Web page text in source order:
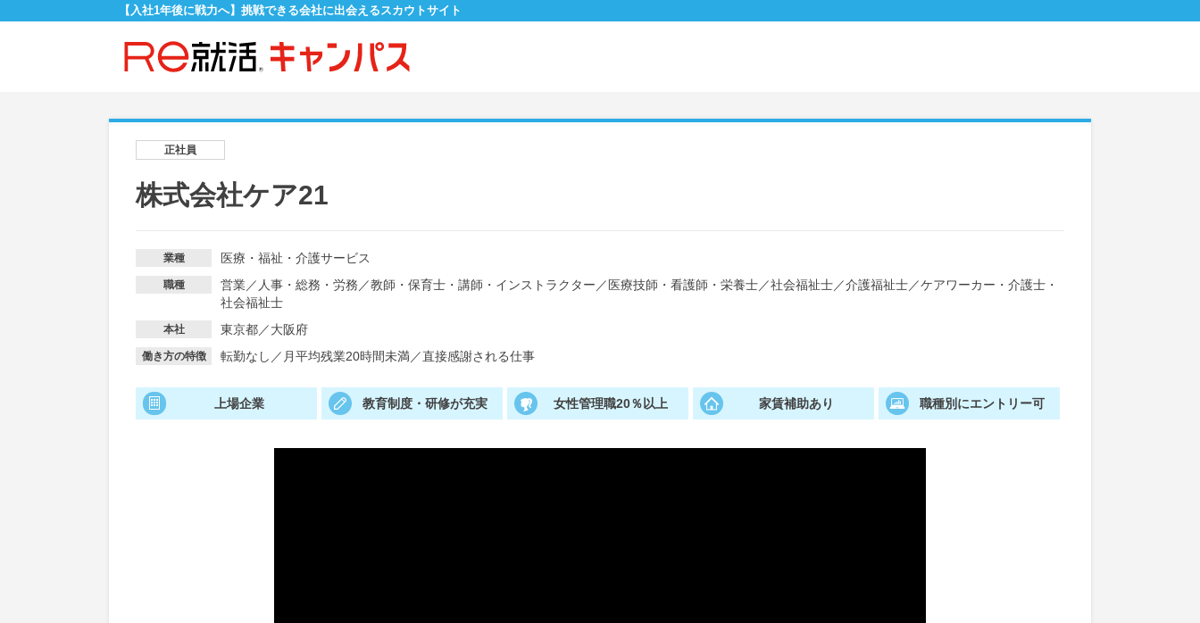
【入社1年後に戦力へ】挑戦できる会社に出会えるスカウトサイト
正社員
株式会社ケア21
業種 医療・福祉・介護サービス
職種 営業／ 人事・総務・労務 ／教師・保育士・講師・インストラクター ／ 医療技師・看護師・栄養士／社会福祉士／介護福祉士／ケアワーカー・介護士・
社会福祉士
本社 東京都／大阪府
働き方の特徴 転勤なし ／ 月平均残業20時間未満／直接感謝される仕事
上場企業 教育制度・研修が充実 女性管理職20％以上 家賃補助あり 職種別にエントリー可